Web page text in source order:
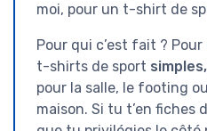
moi, pour un t-shirt de
Pour qui c’est fait ?
t-shirts de sport
pour la salle, le footing
maison. Si tu t’en fiches